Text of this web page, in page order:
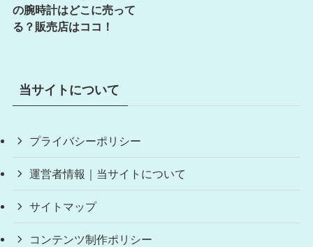
の腕時計はどこに売って
る？販売店はココ！
当サイトについて
プライバシーポリシー
運営者情報｜当サイトについて
サイトマップ
コンテンツ制作ポリシー